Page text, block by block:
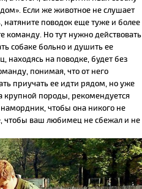
Если же животное не слушает
натяните поводок еще туже и более
команду. Но тут нужно действовать
собаке больно и душить ее
находясь на поводке, будет без
понимая, что от него
приучать ее идти рядом, но уже
крупной породы, рекомендуется
чтобы она никого не
чтобы ваш любимец не сбежал и не